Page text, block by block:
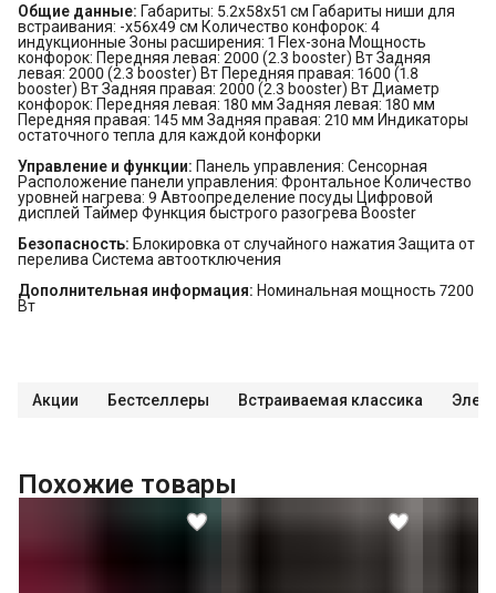
Общие данные: Габариты: 5.2x58x51 см Габариты ниши для
встраивания: -x56x49 см Количество конфорок: 4
индукционные Зоны расширения: 1 Flex-зона Мощность
конфорок: Передняя левая: 2000 (2.3 booster) Вт Задняя
левая: 2000 (2.3 booster) Вт Передняя правая: 1600 (1.8
booster) Вт Задняя правая: 2000 (2.3 booster) Вт Диаметр
конфорок: Передняя левая: 180 мм Задняя левая: 180 мм
Передняя правая: 145 мм Задняя правая: 210 мм Индикаторы
остаточного тепла для каждой конфорки
Управление и функции: Панель управления: Сенсорная
Расположение панели управления: Фронтальное Количество
уровней нагрева: 9 Автоопределение посуды Цифровой
дисплей Таймер Функция быстрого разогрева Booster
Безопасность: Блокировка от случайного нажатия Защита от
перелива Система автоотключения
Дополнительная информация: Номинальная мощность 7200
Вт
Акции Бестселлеры Встраиваемая классика
Похожие товары